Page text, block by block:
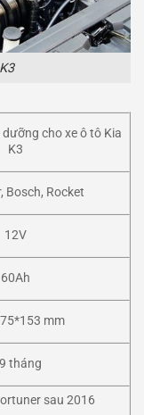
cho xe ô tô Kia
K3
Bosch, Rocket
12V
60Ah
mm
tháng
sau 2016